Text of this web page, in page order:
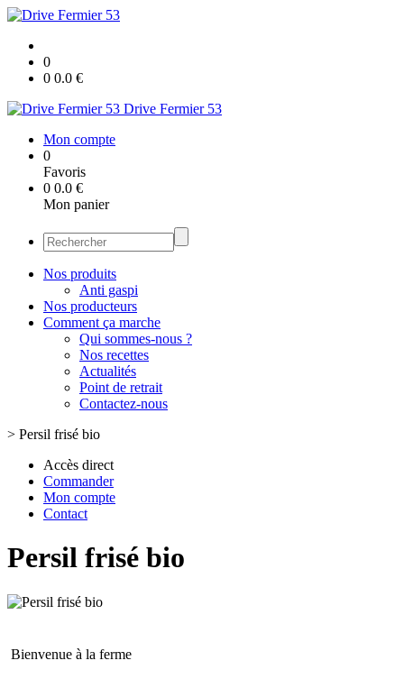
0
0 0.0 €
Drive Fermier 53
Mon compte
0
Favoris
0 0.0 €
Mon panier
Nos produits
Anti gaspi
Nos producteurs
Comment ça marche
Qui sommes-nous ?
Nos recettes
Actualités
Point de retrait
Contactez-nous
> Persil frisé bio
Accès direct
Commander
Mon compte
Contact
Persil frisé bio
Bienvenue à la ferme